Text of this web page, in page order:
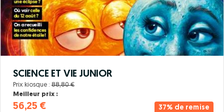
37% de remise
SCIENCE ET VIE JUNIOR
Prix kiosque : 88,80 €
Meilleur prix :
56,25 €